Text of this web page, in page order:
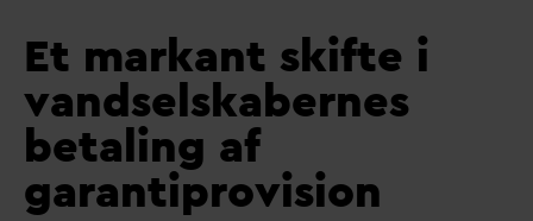
Et markant skifte i
vandselskabernes
betaling af
garantiprovision